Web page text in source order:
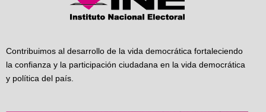
Contribuimos al desarrollo de la vida democrática fortaleciendo
la confianza y la participación ciudadana en la vida democrática
y política del país.